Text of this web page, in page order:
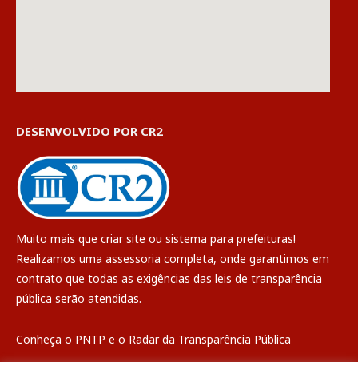
DESENVOLVIDO POR CR2
Muito mais que criar site ou sistema para prefeituras!
Realizamos uma assessoria completa, onde garantimos em
contrato que todas as exigências das leis de transparência
pública serão atendidas.
Conheça o PNTP e o Radar da Transparência Pública